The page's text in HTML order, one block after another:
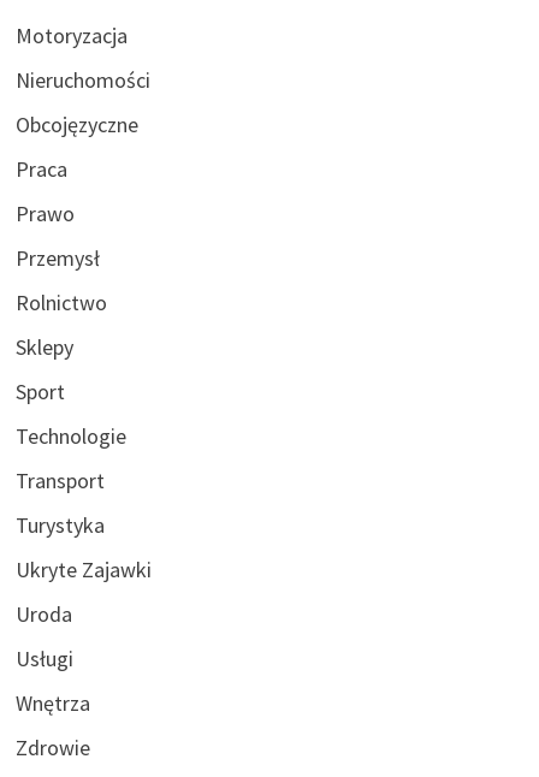
Motoryzacja
Nieruchomości
Obcojęzyczne
Praca
Prawo
Przemysł
Rolnictwo
Sklepy
Sport
Technologie
Transport
Turystyka
Ukryte Zajawki
Uroda
Usługi
Wnętrza
Zdrowie